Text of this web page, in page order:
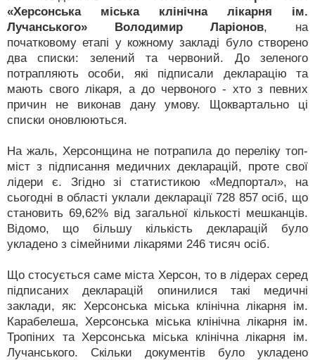
«Херсонська міська клінічна лікарня ім.
Лучанського» Володимир Ларіонов, на
початковому етапі у кожному закладі було створено
два списки: зелений та червоний. До зеленого
потрапляють особи, які підписали декларацію та
мають свого лікаря, а до червоного - хто з певних
причин не виконав дану умову. Щоквартально ці
списки оновлюються.
На жаль, Херсонщина не потрапила до переліку топ-
міст з підписання медичних декларацій, проте свої
лідери є. Згідно зі статистикою «Медпортал», на
сьогодні в області уклали декларації 728 857 осіб, що
становить 69,62% від загальної кількості мешканців.
Відомо, що більшу кількість декларацій було
укладено з сімейними лікарями 246 тисяч осіб.
Що стосується саме міста Херсон, то в лідерах серед
підписаних декларацій опинилися такі медичні
заклади, як: Херсонська міська клінічна лікарня ім.
Карабелеша, Херсонська міська клінічна лікарня ім.
Тропіних та Херсонська міська клінічна лікарня ім.
Лучанського. Скільки документів було укладено